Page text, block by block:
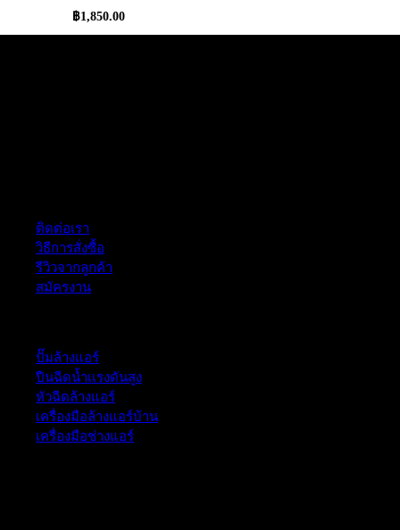
฿1,850.00
ติดต่อเรา
วิธีการสั่งซื้อ
รีวิวจากลูกค้า
สมัครงาน
ปั๊มล้างแอร์
ปืนฉีดน้ำเเรงดันสูง
หัวฉีดล้างแอร์
เครื่องมือล้างแอร์บ้าน
เครื่องมือช่างแอร์